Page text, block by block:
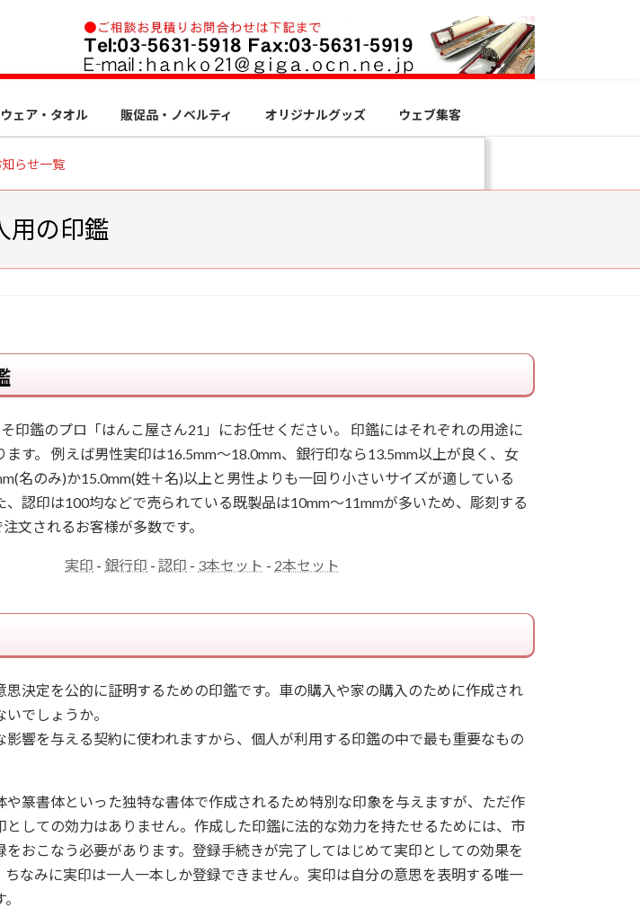
ウェア・タオル 販促品・ノベルティ オリジナルグッズ ウェブ集客
らせ一覧
用の印鑑
印鑑のプロ「はんこ屋さん21」にお任せください。 印鑑にはそれぞれの用途に
す。 例えば男性実印は16.5mm～18.0mm、銀行印なら13.5mm以上が良く、女
名のみ)か15.0mm(姓＋名)以上と男性よりも一回り小さいサイズが適している
、認印は100均などで売られている既製品は10mm～11mmが多いため、彫刻する
文されるお客様が多数です。
実印 - 銀行印 -認印 - 3本セット - 2本セット
思決定を公的に証明するための印鑑です。車の購入や家の購入のために作成され
でしょうか。
影響を与える契約に使われますから、個人が利用する印鑑の中で最も重要なもの
や篆書体といった独特な書体で作成されるため特別な印象を与えますが、ただ作
としての効力はありません。作成した印鑑に法的な効力を持たせるためには、市
をおこなう必要があります。登録手続きが完了してはじめて実印としての効果を
ちなみに実印は一人一本しか登録できません。実印は自分の意思を表明する唯一